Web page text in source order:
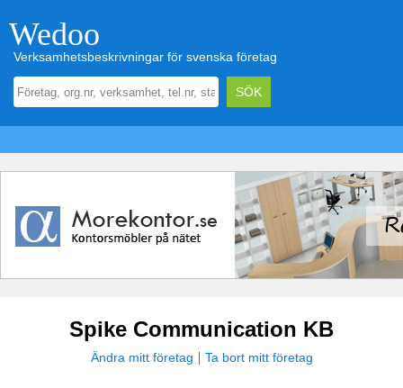
Wedoo
Verksamhetsbeskrivningar för svenska företag
Spike Communication KB
Ändra mitt företag Ta bort mitt företag